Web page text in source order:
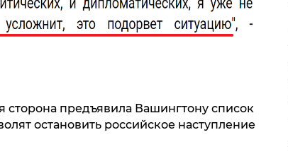
предъявила Вашингтону список
остановить российское наступление